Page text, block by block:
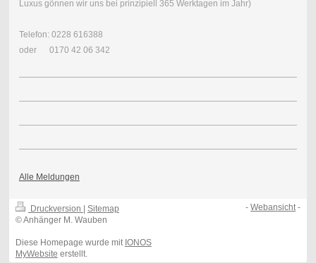
Luxus gönnen wir uns bei prinzipiell 365 Werktagen im Jahr)
Telefon: 0228 616388
oder 0170 42 06 342
Alle Meldungen
Druckversion
Sitemap
© Anhänger M. Wauben
Diese Homepage wurde mit IONOS
MyWebsite erstellt.
-Webansicht-